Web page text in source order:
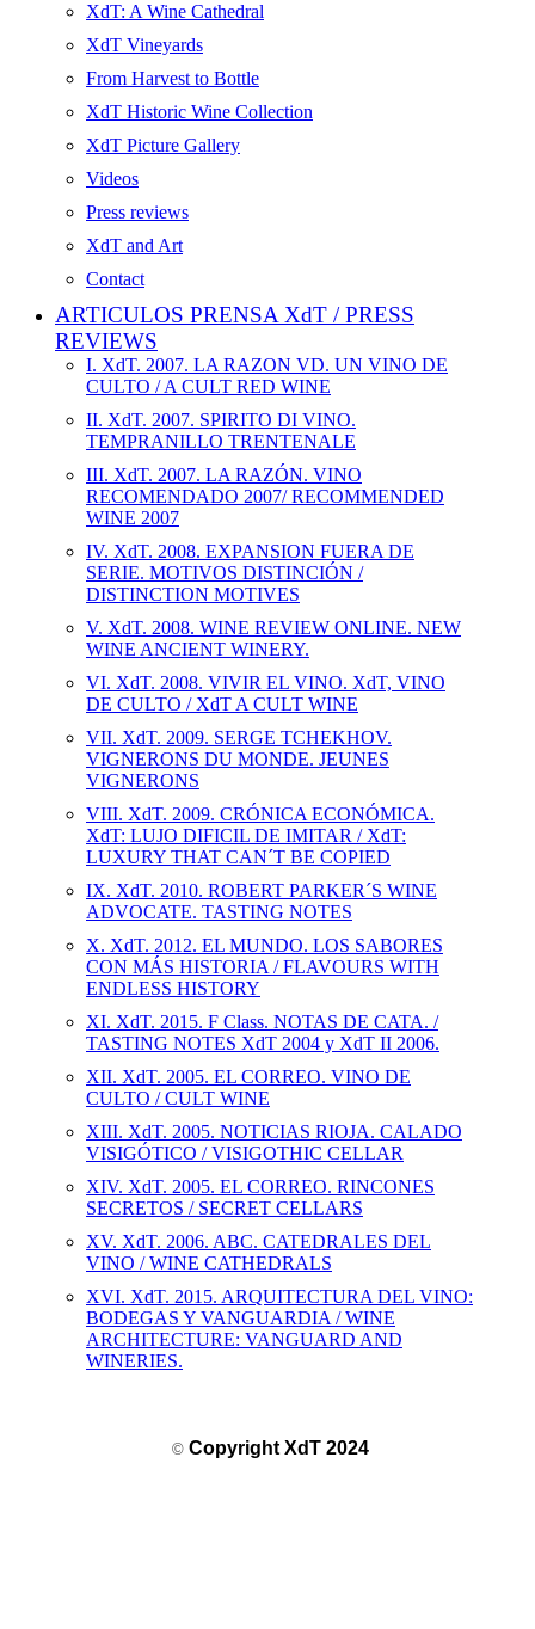
XdT: A Wine Cathedral
XdT Vineyards
From Harvest to Bottle
XdT Historic Wine Collection
XdT Picture Gallery
Videos
Press reviews
XdT and Art
Contact
ARTICULOS PRENSA XdT / PRESS
REVIEWS
I. XdT. 2007. LA RAZON VD. UN VINO DE
CULTO / A CULT RED WINE
II. XdT. 2007. SPIRITO DI VINO.
TEMPRANILLO TRENTENALE
III. XdT. 2007. LA RAZÓN. VINO
RECOMENDADO 2007/ RECOMMENDED
WINE 2007
IV. XdT. 2008. EXPANSION FUERA DE
SERIE. MOTIVOS DISTINCIÓN /
DISTINCTION MOTIVES
V. XdT. 2008. WINE REVIEW ONLINE. NEW
WINE ANCIENT WINERY.
VI. XdT. 2008. VIVIR EL VINO. XdT, VINO
DE CULTO / XdT A CULT WINE
VII. XdT. 2009. SERGE TCHEKHOV.
VIGNERONS DU MONDE. JEUNES
VIGNERONS
VIII. XdT. 2009. CRÓNICA ECONÓMICA.
XdT: LUJO DIFICIL DE IMITAR / XdT:
LUXURY THAT CAN´T BE COPIED
IX. XdT. 2010. ROBERT PARKER´S WINE
ADVOCATE. TASTING NOTES
X. XdT. 2012. EL MUNDO. LOS SABORES
CON MÁS HISTORIA / FLAVOURS WITH
ENDLESS HISTORY
XI. XdT. 2015. F Class. NOTAS DE CATA. /
TASTING NOTES XdT 2004 y XdT II 2006.
XII. XdT. 2005. EL CORREO. VINO DE
CULTO / CULT WINE
XIII. XdT. 2005. NOTICIAS RIOJA. CALADO
VISIGÓTICO / VISIGOTHIC CELLAR
XIV. XdT. 2005. EL CORREO. RINCONES
SECRETOS / SECRET CELLARS
XV. XdT. 2006. ABC. CATEDRALES DEL
VINO / WINE CATHEDRALS
XVI. XdT. 2015. ARQUITECTURA DEL VINO:
BODEGAS Y VANGUARDIA / WINE
ARCHITECTURE: VANGUARD AND
WINERIES.
© Copyright XdT 2024